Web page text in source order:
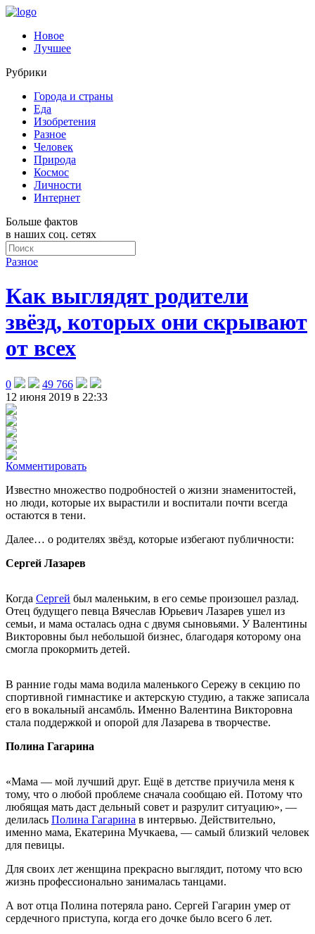
Новое
Лучшее
Рубрики
Города и страны
Еда
Изобретения
Разное
Человек
Природа
Космос
Личности
Интернет
Больше фактов
в наших соц. сетях
Разное
Как выглядят родители
звёзд, которых они скрывают
от всех
0
49 766
12 июня 2019 в 22:33
Комментировать
Известно множество подробностей о жизни знаменитостей,
но люди, которые их вырастили и воспитали почти всегда
остаются в тени.
Далее… о родителях звёзд, которые избегают публичности:
Сергей Лазарев
Когда Сергей был маленьким, в его семье произошел разлад.
Отец будущего певца Вячеслав Юрьевич Лазарев ушел из
семьи, и мама осталась одна с двумя сыновьями. У Валентины
Викторовны был небольшой бизнес, благодаря которому она
смогла прокормить детей.
В ранние годы мама водила маленького Сережу в секцию по
спортивной гимнастике и актерскую студию, а также записала
его в вокальный ансамбль. Именно Валентина Викторовна
стала поддержкой и опорой для Лазарева в творчестве.
Полина Гагарина
«Мама — мой лучший друг. Ещё в детстве приучила меня к
тому, что о любой проблеме сначала сообщаю ей. Потому что
любящая мать даст дельный совет и разрулит ситуацию», —
делилась Полина Гагарина в интервью. Действительно,
именно мама, Екатерина Мучкаева, — самый близкий человек
для певицы.
Для своих лет женщина прекрасно выглядит, потому что всю
жизнь профессионально занималась танцами.
А вот отца Полина потеряла рано. Сергей Гагарин умер от
сердечного приступа, когда его дочке было всего 6 лет.